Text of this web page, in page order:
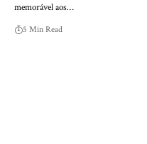
memorável aos…
5 Min Read